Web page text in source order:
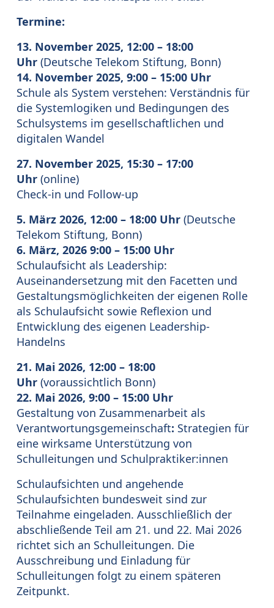
Termine:
13. November 2025, 12:00 – 18:00
Uhr (Deutsche Telekom Stiftung, Bonn)
14. November 2025, 9:00 – 15:00 Uhr
Schule als System verstehen: Verständnis für
die Systemlogiken und Bedingungen des
Schulsystems im gesellschaftlichen und
digitalen Wandel
27. November 2025, 15:30 – 17:00
Uhr (online)
Check-in und Follow-up
5. März 2026, 12:00 – 18:00 Uhr (Deutsche
Telekom Stiftung, Bonn)
6. März, 2026 9:00 – 15:00 Uhr
Schulaufsicht als Leadership:
Auseinandersetzung mit den Facetten und
Gestaltungsmöglichkeiten der eigenen Rolle
als Schulaufsicht sowie Reflexion und
Entwicklung des eigenen Leadership-
Handelns
21. Mai 2026, 12:00 – 18:00
Uhr (voraussichtlich Bonn)
22. Mai 2026, 9:00 – 15:00 Uhr
Gestaltung von Zusammenarbeit als
Verantwortungsgemeinschaft: Strategien für
eine wirksame Unterstützung von
Schulleitungen und Schulpraktiker:innen
Schulaufsichten und angehende
Schulaufsichten bundesweit sind zur
Teilnahme eingeladen. Ausschließlich der
abschließende Teil am 21. und 22. Mai 2026
richtet sich an Schulleitungen. Die
Ausschreibung und Einladung für
Schulleitungen folgt zu einem späteren
Zeitpunkt.